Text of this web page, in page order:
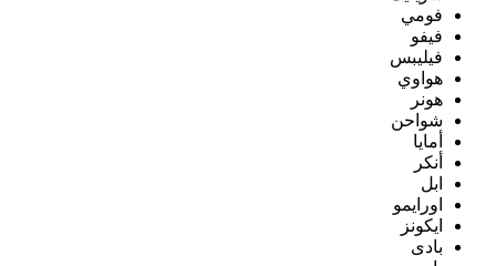
فومي
فيفو
فيليبس
هواوي
هونر
شواحن
أمايا
أنكر
ابل
اورايمو
ايكونز
بادى